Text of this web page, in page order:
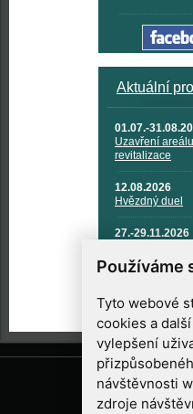
Používáme
Tyto webové
cookies a
vylepšení
návštěvnosti
zdroje
Aktuální
01.07.-
Uzavření
revitalizace
12.08.2026
Hvězdný duel
27.-29.11.2026
TECHNIKA A
TECHNOLOGIE